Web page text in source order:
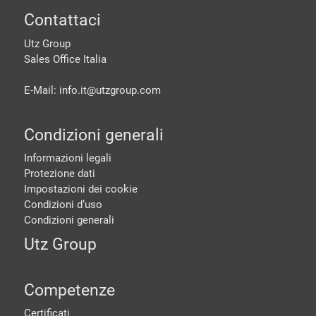
piè di pagine
Contattaci
Utz Group
Sales Office Italia
E-Mail: info.it@utzgroup.com
Condizioni generali
Informazioni legali
Protezione dati
Impostazioni dei cookie
Condizioni d‘uso
Condizioni generali
Utz Group
Competenze
Certificati